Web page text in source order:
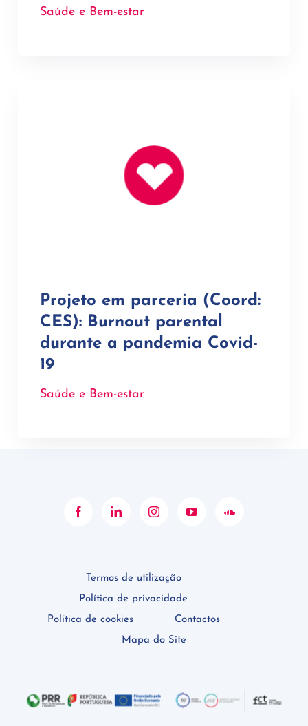
Saúde e Bem-estar
Projeto em parceria (Coord:
CES): Burnout parental
durante a pandemia Covid-
19
Saúde e Bem-estar
Termos de utilização
Política de privacidade
Política de cookies
Contactos
Mapa do Site